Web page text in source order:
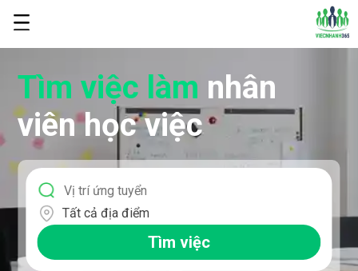
Tìm việc làm nhân
viên học việc
Tất cả địa điểm
Tìm việc